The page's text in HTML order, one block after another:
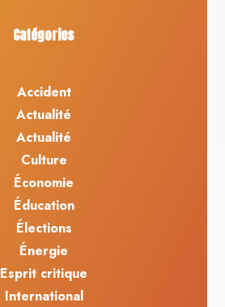
Catégories
Accident
Actualité
Actualité
Culture
Économie
Éducation
Élections
Énergie
Esprit critique
International